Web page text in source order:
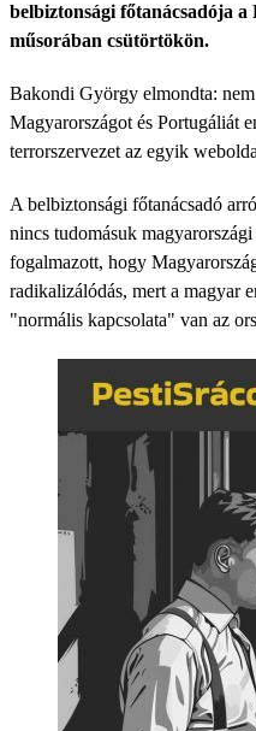
belbiztonsági főtanácsadója
műsorában csütörtökön.
Bakondi György elmondta:
Magyarországot és Portugáliát
terrorszervezet az egyik
A belbiztonsági főtanácsadó
nincs tudomásuk
fogalmazott, hogy
radikalizálódás, mert a magyar
"normális kapcsolata" van az